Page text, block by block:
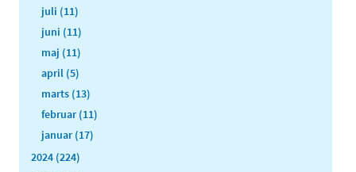
juli (11)
juni (11)
maj (11)
april (5)
marts (13)
februar (11)
januar (17)
2024 (224)